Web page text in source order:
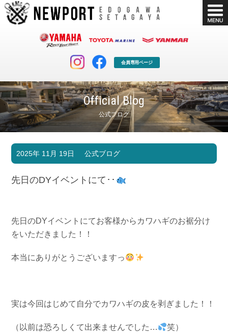
会員専用ページ
Official Blog
公式ブログ
マリンクラブ
マリンライフを堪能したい！
ボート販売
ボート免許
長年の実績と信頼！
Shop Info. Blog
お問い合わせ
2025年 11月 19日 公式ブログ
先日のDYイベントにて･･
先日のDYイベントにてお客様からカワハギのお裾分け
をいただきました！！
本当にありがとうございますっ
実は今回はじめて自分でカワハギの皮を剥ぎました！！
（以前は恐ろしくて出来ませんでした… 笑）